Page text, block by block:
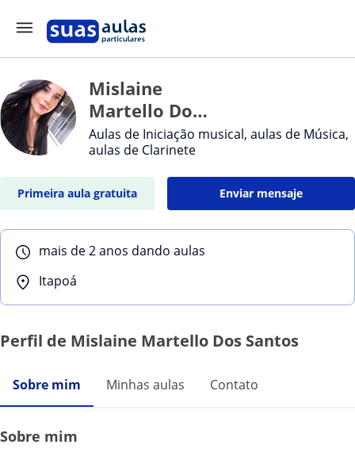
Mislaine
Martello Dos
Santos
Aulas de Iniciação musical, aulas de Música,
aulas de Clarinete
Primeira aula gratuita Enviar mensaje
mais de 2 anos dando aulas
Itapoá
Perfil de Mislaine Martello Dos Santos
Sobre mim Minhas aulas Contato
Sobre mim